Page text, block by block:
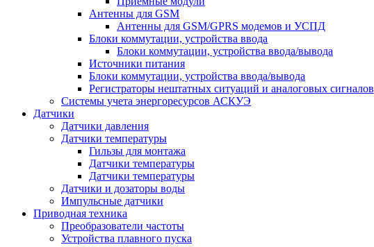
Антенны для GSM
Антенны для GSM/GPRS модемов и УСПД
Блоки коммутации, устройства ввода
Блоки коммутации, устройства ввода/вывода
Источники питания
Блоки коммутации, устройства ввода/вывода
Регистраторы нештатных ситуаций и аналоговых сигналов
Системы учета энергоресурсов АСКУЭ
Датчики
Датчики давления
Датчики температуры
Гильзы для монтажа
Датчики температуры
Датчики температуры
Датчики и дозаторы воды
Импульсные датчики
Приводная техника
Преобразователи частоты
Устройства плавного пуска